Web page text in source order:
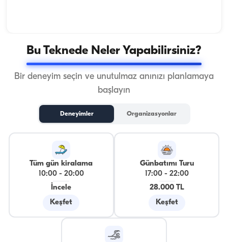
Bu Teknede Neler Yapabilirsiniz?
Bir deneyim seçin ve unutulmaz anınızı planlamaya
başlayın
Deneyimler Organizasyonlar
Tüm gün kiralama
10:00- 20:00
İncele
Keşfet
Günbatımı Turu
17:00- 22:00
28.000 TL
Keşfet